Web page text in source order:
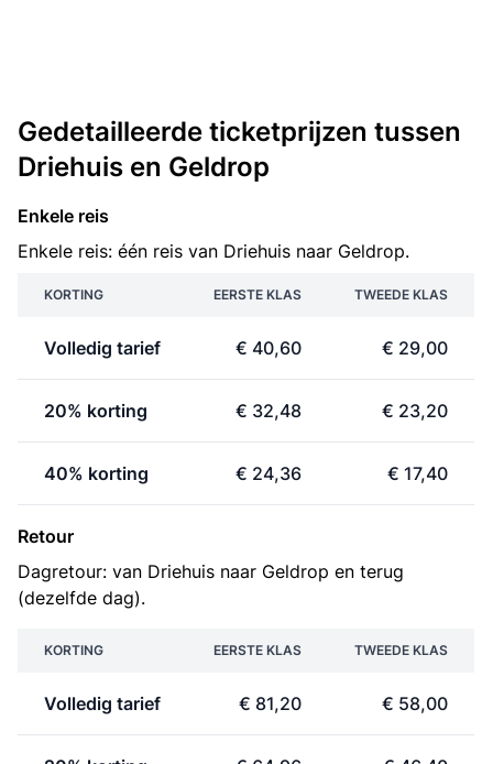
Gedetailleerde ticketprijzen tussen
Driehuis en Geldrop
Enkele reis
Enkele reis: één reis van Driehuis naar Geldrop.
KORTING EERSTE KLAS TWEEDE KLAS
Volledig tarief € 40,60 € 29,00
20% korting € 32,48 € 23,20
40% korting € 24,36 € 17,40
Retour
Dagretour: van Driehuis naar Geldrop en terug
(dezelfde dag).
KORTING EERSTE KLAS TWEEDE KLAS
Volledig tarief € 81,20 € 58,00